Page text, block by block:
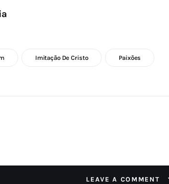
Imitação De Cristo Paixões
LEAVE A COMMENT